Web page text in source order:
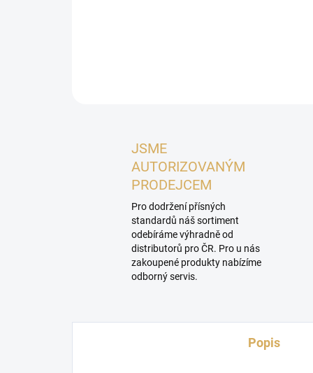
JSME
AUTORIZOVANÝM
PRODEJCEM
Pro dodržení přísných
standardů náš sortiment
odebíráme výhradně od
distributorů pro ČR. Pro u nás
zakoupené produkty nabízíme
odborný servis.
Popis